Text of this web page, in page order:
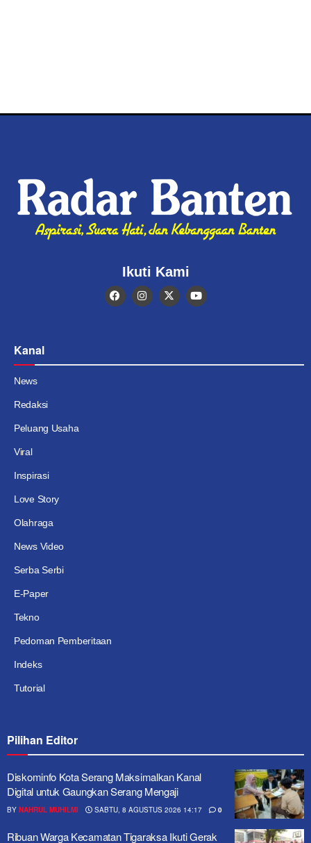
Ikuti Kami
Kanal
News
Redaksi
Peluang Usaha
Viral
Inspirasi
Love Story
Olahraga
News Video
Serba Serbi
E-Paper
Tekno
Pedoman Pemberitaan
Indeks
Tutorial
Pilihan Editor
Diskominfo Kota Serang Maksimalkan Kanal
Digital untuk Gaungkan Serang Mengaji
BY NAHRUL MUHILMI SABTU, 8 AGUSTUS 2026 14:17 0
Ribuan Warga Kecamatan Tigaraksa Ikuti Gerak